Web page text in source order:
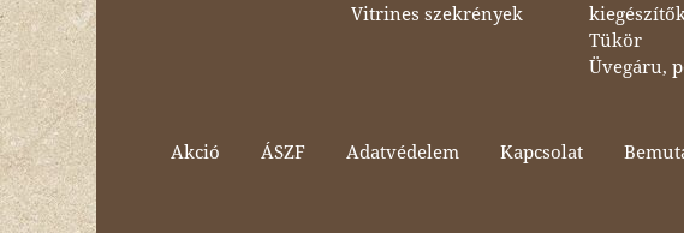
Vitrines szekrények
Tükör
Üvegáru,
Akció ÁSZF Adatvédelem Kapcsolat